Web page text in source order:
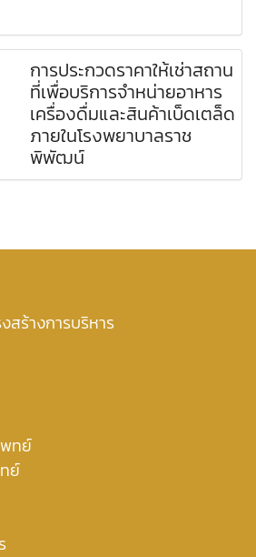
การประกวดราคาให้เช่าสถาน
ที่เพื่อบริการจำหน่ายอาหาร
เครื่องดื่มและสินค้าเบ็ดเตล็ด
ภายในโรงพยาบาลราช
พิพัฒน์
ร้างการบริหาร
ทย์
ย์